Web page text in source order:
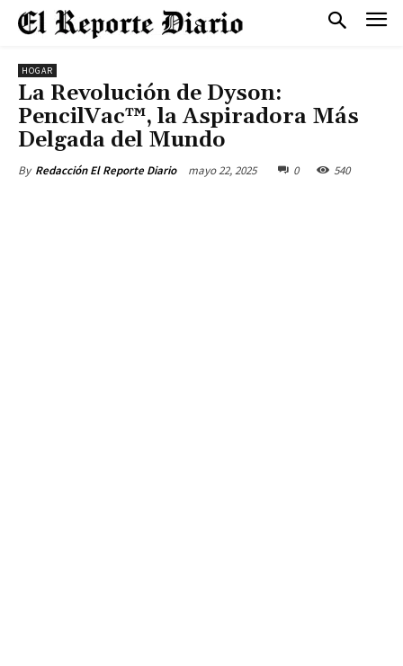
HOGAR
La Revolución de Dyson:
PencilVac™, la Aspiradora Más
Delgada del Mundo
By Redacción El Reporte Diario mayo 22, 2025 0 540